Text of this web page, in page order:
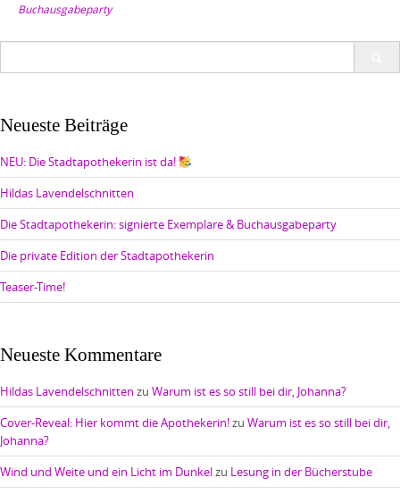
Buchausgabeparty
Neueste Beiträge
NEU: Die Stadtapothekerin ist da!
Hildas Lavendelschnitten
Die Stadtapothekerin: signierte Exemplare & Buchausgabeparty
Die private Edition der Stadtapothekerin
Teaser-Time!
Neueste Kommentare
Hildas Lavendelschnitten zu Warum ist es so still bei dir, Johanna?
Cover-Reveal: Hier kommt die Apothekerin!zu Warum ist es so still bei dir,
Johanna?
Wind und Weite und ein Licht im Dunkelzu Lesung in der Bücherstube